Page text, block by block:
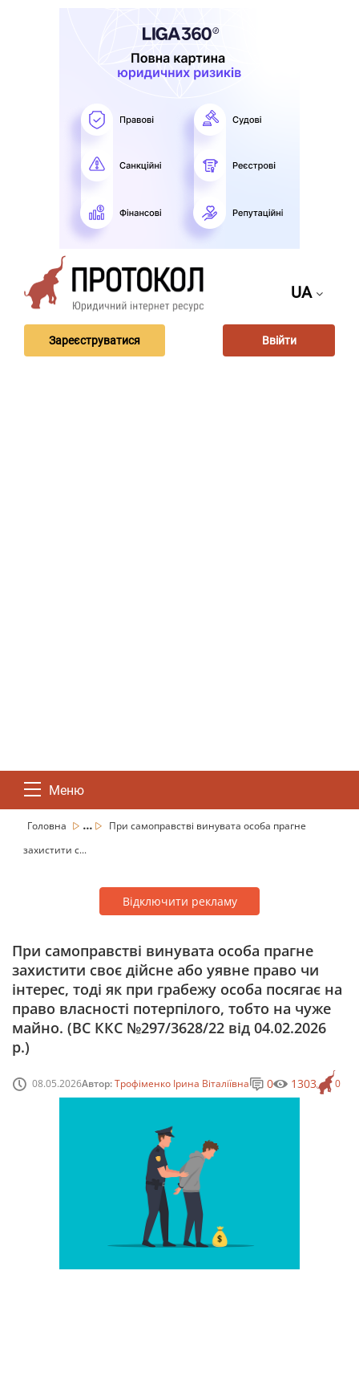
UA
Зареєструватися Ввійти
Меню
Головна ...
При самоправстві винувата особа прагне
захистити с...
Відключити рекламу
При самоправстві винувата особа прагне
захистити своє дійсне або уявне право чи
інтерес, тоді як при грабежу особа посягає на
право власності потерпілого, тобто на чуже
майно. (ВС ККС №297/3628/22 від 04.02.2026
р.)
08.05.2026Автор:Трофіменко Ірина Віталіївна 0
0 1303